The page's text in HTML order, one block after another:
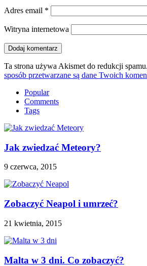
Adres email *
Witryna internetowa
Ta strona używa Akismet do redukcji spamu.
sposób przetwarzane są dane Twoich
Popular
Comments
Tags
Jak zwiedzać Meteory?
9 czerwca, 2015
Zobaczyć Neapol i umrzeć?
21 kwietnia, 2015
Malta w 3 dni. Co zobaczyć?